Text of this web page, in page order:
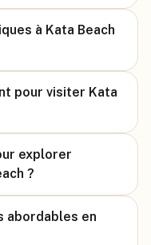
à Kata Beach
pour visiter Kata
explorer
?
abordables en